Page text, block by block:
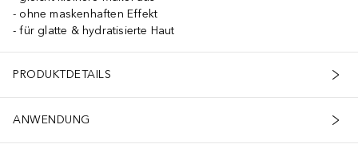
ohne maskenhaften Effekt
für glatte & hydratisierte Haut
PRODUKTDETAILS
ANWENDUNG